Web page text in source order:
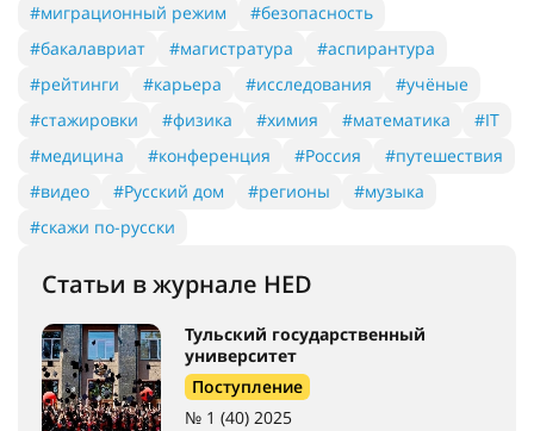
#миграционный режим
#безопасность
#бакалавриат
#магистратура
#аспирантура
#рейтинги
#карьера #исследования
#учёные
#стажировки
#физика #химия #математика
#IT
#медицина
#конференция #Россия
#путешествия
#видео
#Русский дом #регионы
#музыка
#скажи по-русски
Статьи в журнале HED
Тульский государственный
университет
Поступление
№ 1 (40) 2025